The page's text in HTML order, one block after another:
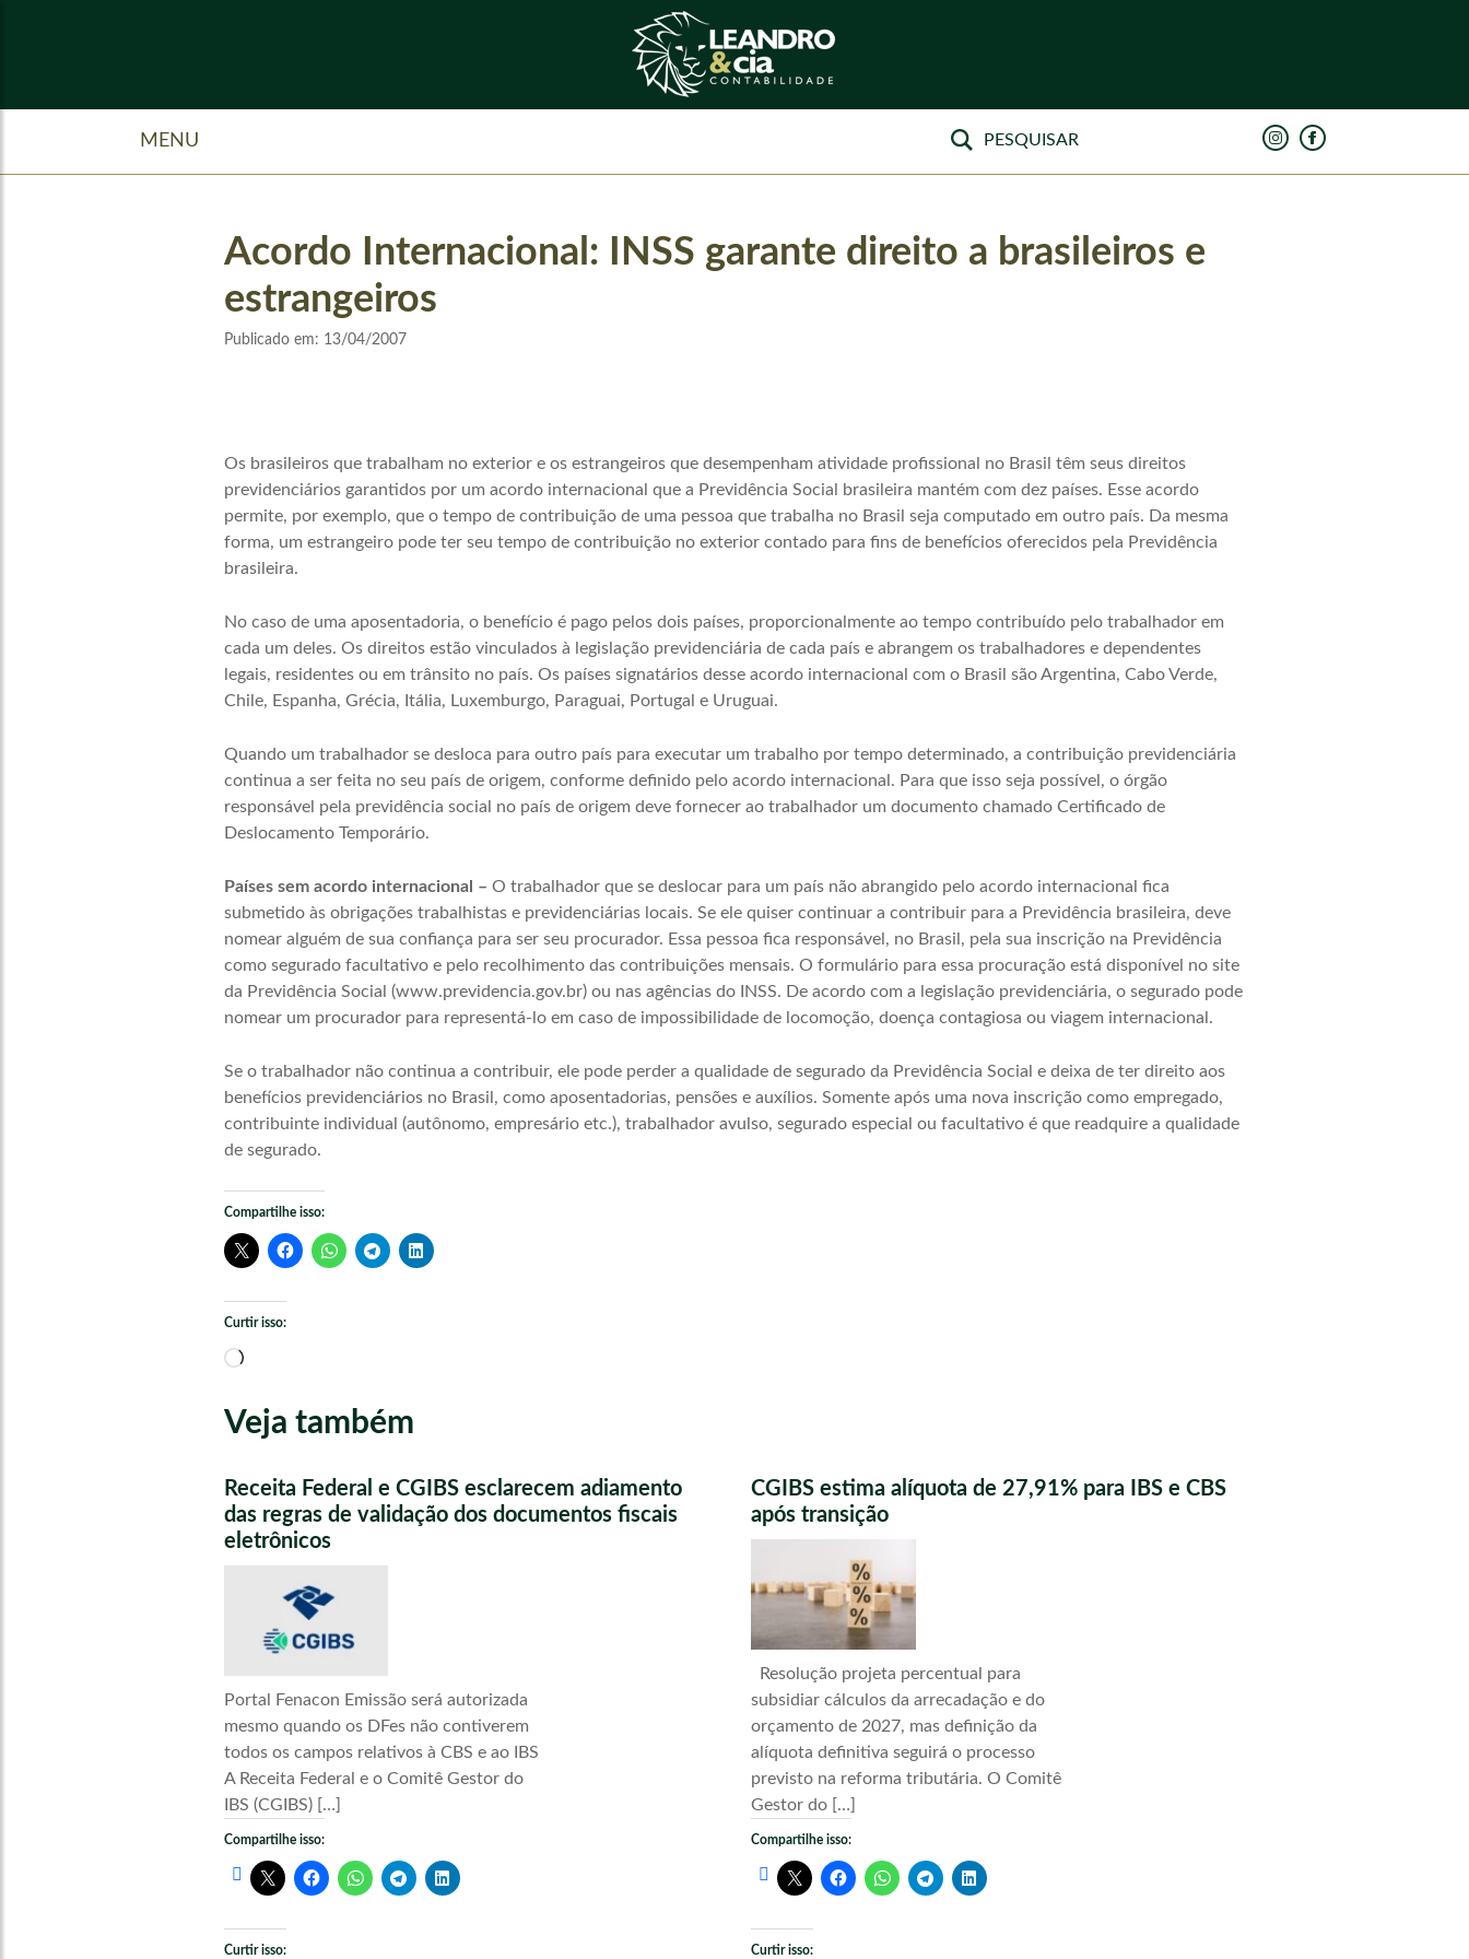
MENU
Acordo Internacional: INSS garante direito a brasileiros e
estrangeiros
Publicado em: 13/04/2007
Os brasileiros que trabalham no exterior e os estrangeiros que desempenham atividade profissional no Brasil têm seus direitos
previdenciários garantidos por um acordo internacional que a Previdência Social brasileira mantém com dez países. Esse acordo
permite, por exemplo, que o tempo de contribuição de uma pessoa que trabalha no Brasil seja computado em outro país. Da mesma
forma, um estrangeiro pode ter seu tempo de contribuição no exterior contado para fins de benefícios oferecidos pela Previdência
brasileira.
No caso de uma aposentadoria, o benefício é pago pelos dois países, proporcionalmente ao tempo contribuído pelo trabalhador em
cada um deles. Os direitos estão vinculados à legislação previdenciária de cada país e abrangem os trabalhadores e dependentes
legais, residentes ou em trânsito no país. Os países signatários desse acordo internacional com o Brasil são Argentina, Cabo Verde,
Chile, Espanha, Grécia, Itália, Luxemburgo, Paraguai, Portugal e Uruguai.
Quando um trabalhador se desloca para outro país para executar um trabalho por tempo determinado, a contribuição previdenciária
continua a ser feita no seu país de origem, conforme definido pelo acordo internacional. Para que isso seja possível, o órgão
responsável pela previdência social no país de origem deve fornecer ao trabalhador um documento chamado Certificado de
Deslocamento Temporário.
Países sem acordo internacional – O trabalhador que se deslocar para um país não abrangido pelo acordo internacional fica
submetido às obrigações trabalhistas e previdenciárias locais. Se ele quiser continuar a contribuir para a Previdência brasileira, deve
nomear alguém de sua confiança para ser seu procurador. Essa pessoa fica responsável, no Brasil, pela sua inscrição na Previdência
como segurado facultativo e pelo recolhimento das contribuições mensais. O formulário para essa procuração está disponível no site
da Previdência Social (www.previdencia.gov.br) ou nas agências do INSS. De acordo com a legislação previdenciária, o segurado pode
nomear um procurador para representá-lo em caso de impossibilidade de locomoção, doença contagiosa ou viagem internacional.
Se o trabalhador não continua a contribuir, ele pode perder a qualidade de segurado da Previdência Social e deixa de ter direito aos
benefícios previdenciários no Brasil, como aposentadorias, pensões e auxílios. Somente após uma nova inscrição como empregado,
contribuinte individual (autônomo, empresário etc.), trabalhador avulso, segurado especial ou facultativo é que readquire a qualidade
de segurado.
Compartilhe isso:
Curtir isso:
Carregando...
Veja também
Receita Federal e CGIBS esclarecem adiamento
das regras de validação dos documentos fiscais
eletrônicos
Portal Fenacon Emissão será autorizada
mesmo quando os DFes não contiverem
todos os campos relativos à CBS e ao IBS
A Receita Federal e o Comitê Gestor do
IBS (CGIBS) […]
Compartilhe isso:
Curtir isso:
CGIBS estima alíquota de 27,91% para IBS e CBS
após transição
Resolução projeta percentual para
subsidiar cálculos da arrecadação e do
orçamento de 2027, mas definição da
alíquota definitiva seguirá o processo
previsto na reforma tributária. O Comitê
Gestor do […]
Compartilhe isso:
Curtir isso: